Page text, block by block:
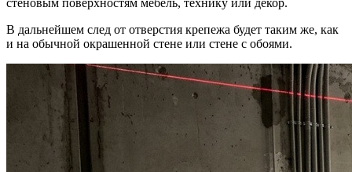
В дальнейшем след от отверстия крепежа будет таким же, как
и на обычной окрашенной стене или стене с обоями.